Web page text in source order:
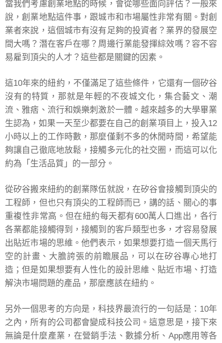
當我們考慮創業地點的時候，會從哪些面向評估？一般來
說，創業地點這件事，跟城市和市場屬性非常有關。對創
業者來說，這個城市有沒有足夠的投資者？業界的發展空
間大嗎？潛在客戶在哪？周邊行業能發揮綜效嗎？容不容
易雇到頂尖的人才？這些都是關鍵的因素。
這10年來的紐約，不僅滿足了這些條件，它還有一個矽谷
沒有的特質，那就是年輕的不夜城文化，集合藝文、潮
流、雅痞、流行和娛樂刺激於一體。越來越多的大學畢業
生認為，如果一天至少都要在自己的創業項目上，投入12
小時以上的工作時數，那麼僅剩不多的休閒時間，希望能
夠讓自己徹底地放鬆，接觸多元化的社交圈，而這可以化
約為「生活品質」的一部分。
從矽谷搬來紐約的創業隊伍就說，在矽谷會接觸到頂尖的
工程師，但也只有頂尖的工程師而已，講的話、關心的事
重複性非常高。但在紐約每天都有600萬人口進出，各行
各業都能接觸得到，接觸到的客戶類型也多，才容易發展
出貼近市場的思維。他們表示，如果想要打造一個天馬行
空的計畫、大膽誇張的前瞻展品，可以在矽谷專心地打
造；但是如果想要有人性化的設計思維、貼近市場、打造
解決市場問題的產品，那麼應該在紐約。
另外一個思考的方向是，科技界最流行的一句話是：10年
之內，所有的公司都會變成科技公司。這意思是，接下來
無論是什麼產業，在營銷手法、數據分析、App應用等各